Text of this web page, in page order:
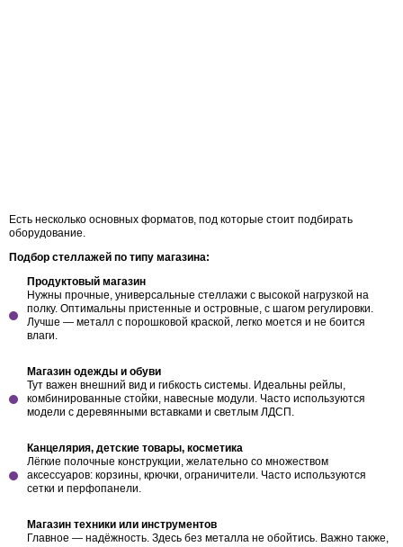
Есть несколько основных форматов, под которые стоит подбирать
оборудование.
Подбор стеллажей по типу магазина:
Продуктовый магазин
Нужны прочные, универсальные стеллажи с высокой нагрузкой на
полку. Оптимальны пристенные и островные, с шагом регулировки.
Лучше — металл с порошковой краской, легко моется и не боится
влаги.
Магазин одежды и обуви
Тут важен внешний вид и гибкость системы. Идеальны рейлы,
комбинированные стойки, навесные модули. Часто используются
модели с деревянными вставками и светлым ЛДСП.
Канцелярия, детские товары, косметика
Лёгкие полочные конструкции, желательно со множеством
аксессуаров: корзины, крючки, ограничители. Часто используются
сетки и перфопанели.
Магазин техники или инструментов
Главное — надёжность. Здесь без металла не обойтись. Важно также,